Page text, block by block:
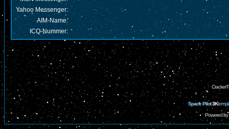
Yahoo Messenger:
AIM-Name:
ICQ-Nummer:
Space Pilot3K
Powered by